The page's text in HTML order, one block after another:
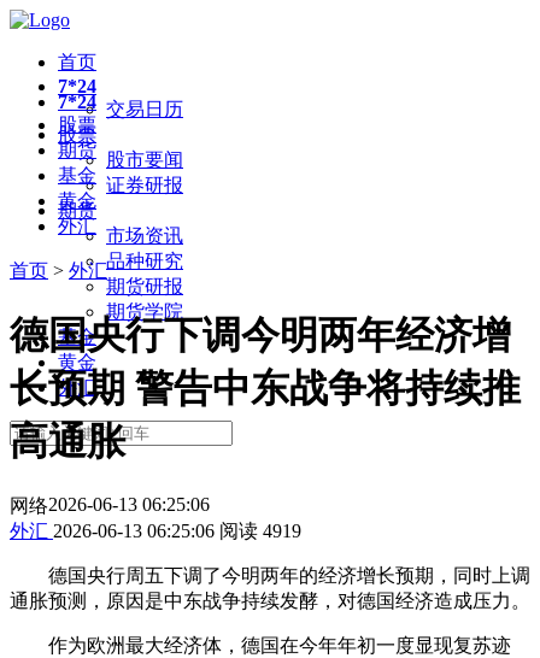
首页
7*24
交易日历
股票
股市要闻
证券研报
期货
市场资讯
品种研究
期货研报
期货学院
基金
黄金
外汇
7*24
股票
期货
基金
黄金
外汇
首页 > 外汇
德国央行下调今明两年经济增
长预期 警告中东战争将持续推
高通胀
网络2026-06-13 06:25:06
外汇 2026-06-13 06:25:06 阅读 4919
德国央行周五下调了今明两年的经济增长预期，同时上调
通胀预测，原因是中东战争持续发酵，对德国经济造成压力。
作为欧洲最大经济体，德国在今年年初一度显现复苏迹